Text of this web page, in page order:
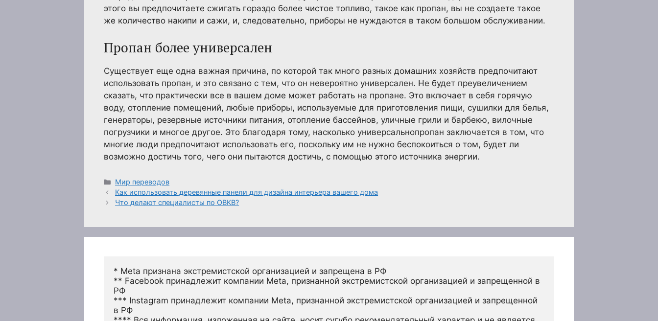
этого вы предпочитаете сжигать гораздо более чистое топливо, такое как пропан, вы не создаете такое
же количество накипи и сажи, и, следовательно, приборы не нуждаются в таком большом обслуживании.
Пропан более универсален
Существует еще одна важная причина, по которой так много разных домашних хозяйств предпочитают
использовать пропан, и это связано с тем, что он невероятно универсален. Не будет преувеличением
сказать, что практически все в вашем доме может работать на пропане. Это включает в себя горячую
воду, отопление помещений, любые приборы, используемые для приготовления пищи, сушилки для белья,
генераторы, резервные источники питания, отопление бассейнов, уличные грили и барбекю, вилочные
погрузчики и многое другое. Это благодаря тому, насколько универсальнопропан заключается в том, что
многие люди предпочитают использовать его, поскольку им не нужно беспокоиться о том, будет ли
возможно достичь того, чего они пытаются достичь, с помощью этого источника энергии.
Рубрики
Мир переводов
Как использовать деревянные панели для дизайна интерьера вашего дома
Что делают специалисты по ОВКВ?
* Meta признана экстремистской организацией и запрещена в РФ
** Facebook принадлежит компании Meta, признанной экстремистской организацией и запрещенной в
РФ
*** Instagram принадлежит компании Meta, признанной экстремистской организацией и запрещенной
в РФ